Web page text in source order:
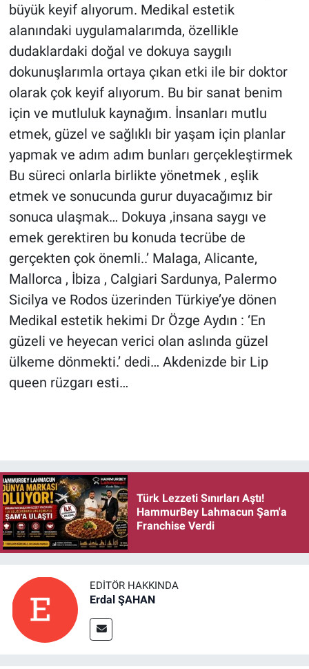
büyük keyif alıyorum. Medikal estetik
alanındaki uygulamalarımda, özellikle
dudaklardaki doğal ve dokuya saygılı
dokunuşlarımla ortaya çıkan etki ile bir doktor
olarak çok keyif alıyorum. Bu bir sanat benim
için ve mutluluk kaynağım. İnsanları mutlu
etmek, güzel ve sağlıklı bir yaşam için planlar
yapmak ve adım adım bunları gerçekleştirmek
Bu süreci onlarla birlikte yönetmek , eşlik
etmek ve sonucunda gurur duyacağımız bir
sonuca ulaşmak… Dokuya ,insana saygı ve
emek gerektiren bu konuda tecrübe de
gerçekten çok önemli..’ Malaga, Alicante,
Mallorca , İbiza , Calgiari Sardunya, Palermo
Sicilya ve Rodos üzerinden Türkiye’ye dönen
Medikal estetik hekimi Dr Özge Aydın : ‘En
güzeli ve heyecan verici olan aslında güzel
ülkeme dönmekti.’ dedi… Akdenizde bir Lip
queen rüzgarı esti…
Türk Lezzeti Sınırları Aştı!
HammurBey Lahmacun Şam'a
Franchise Verdi
EDITÖR HAKKINDA
Erdal ŞAHAN